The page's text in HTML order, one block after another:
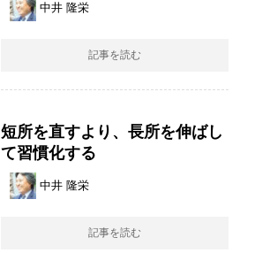
中井 隆栄
記事を読む
短所を直すより、長所を伸ばし
て習慣化する
中井 隆栄
記事を読む